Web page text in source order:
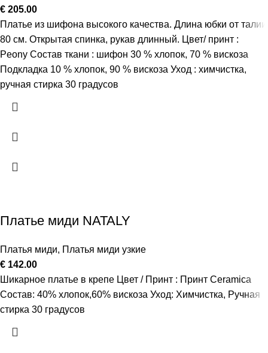
€ 205.00
Платье из шифона высокого качества. Длина юбки от талии
80 см. Открытая спинка, рукав длинный. Цвет/ принт :
Peony Состав ткани : шифон 30 % хлопок, 70 % вискоза
Подкладка 10 % хлопок, 90 % вискоза Уход : химчистка,
ручная стирка 30 градусов
Платье миди NATALY
Платья миди, Платья миди узкие
€ 142.00
Шикарное платье в крепе Цвет / Принт : Принт Ceramica
Состав: 40% хлопок,60% вискоза Уход: Химчистка, Ручная
стирка 30 градусов